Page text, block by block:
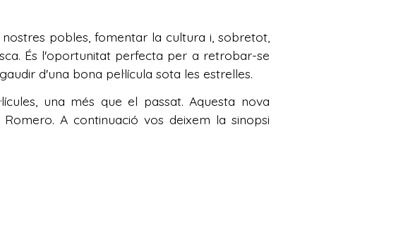
pobles, fomentar la cultura i, sobretot,
És l'oportunitat perfecta per a retrobar-se
d'una bona pel·lícula sota les estrelles.
una més que el passat. Aquesta nova
A continuació vos deixem la sinopsi